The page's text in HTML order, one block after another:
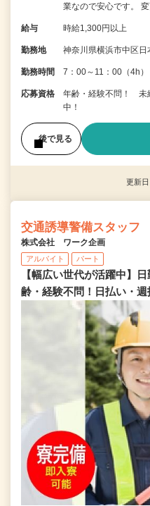
業なので安心です。
給与 時給1,300円以上
勤務地 神奈川県横浜市中区日
勤務時間 7：00～11：00（4h
応募資格
年齢・経験不問！
中！
後で見る
更新
交通誘導警備スタッフ
株式会社 ワーク企画
アルバイト パート
【幅広い世代が活躍中】
齢・経験不問！日払い・週